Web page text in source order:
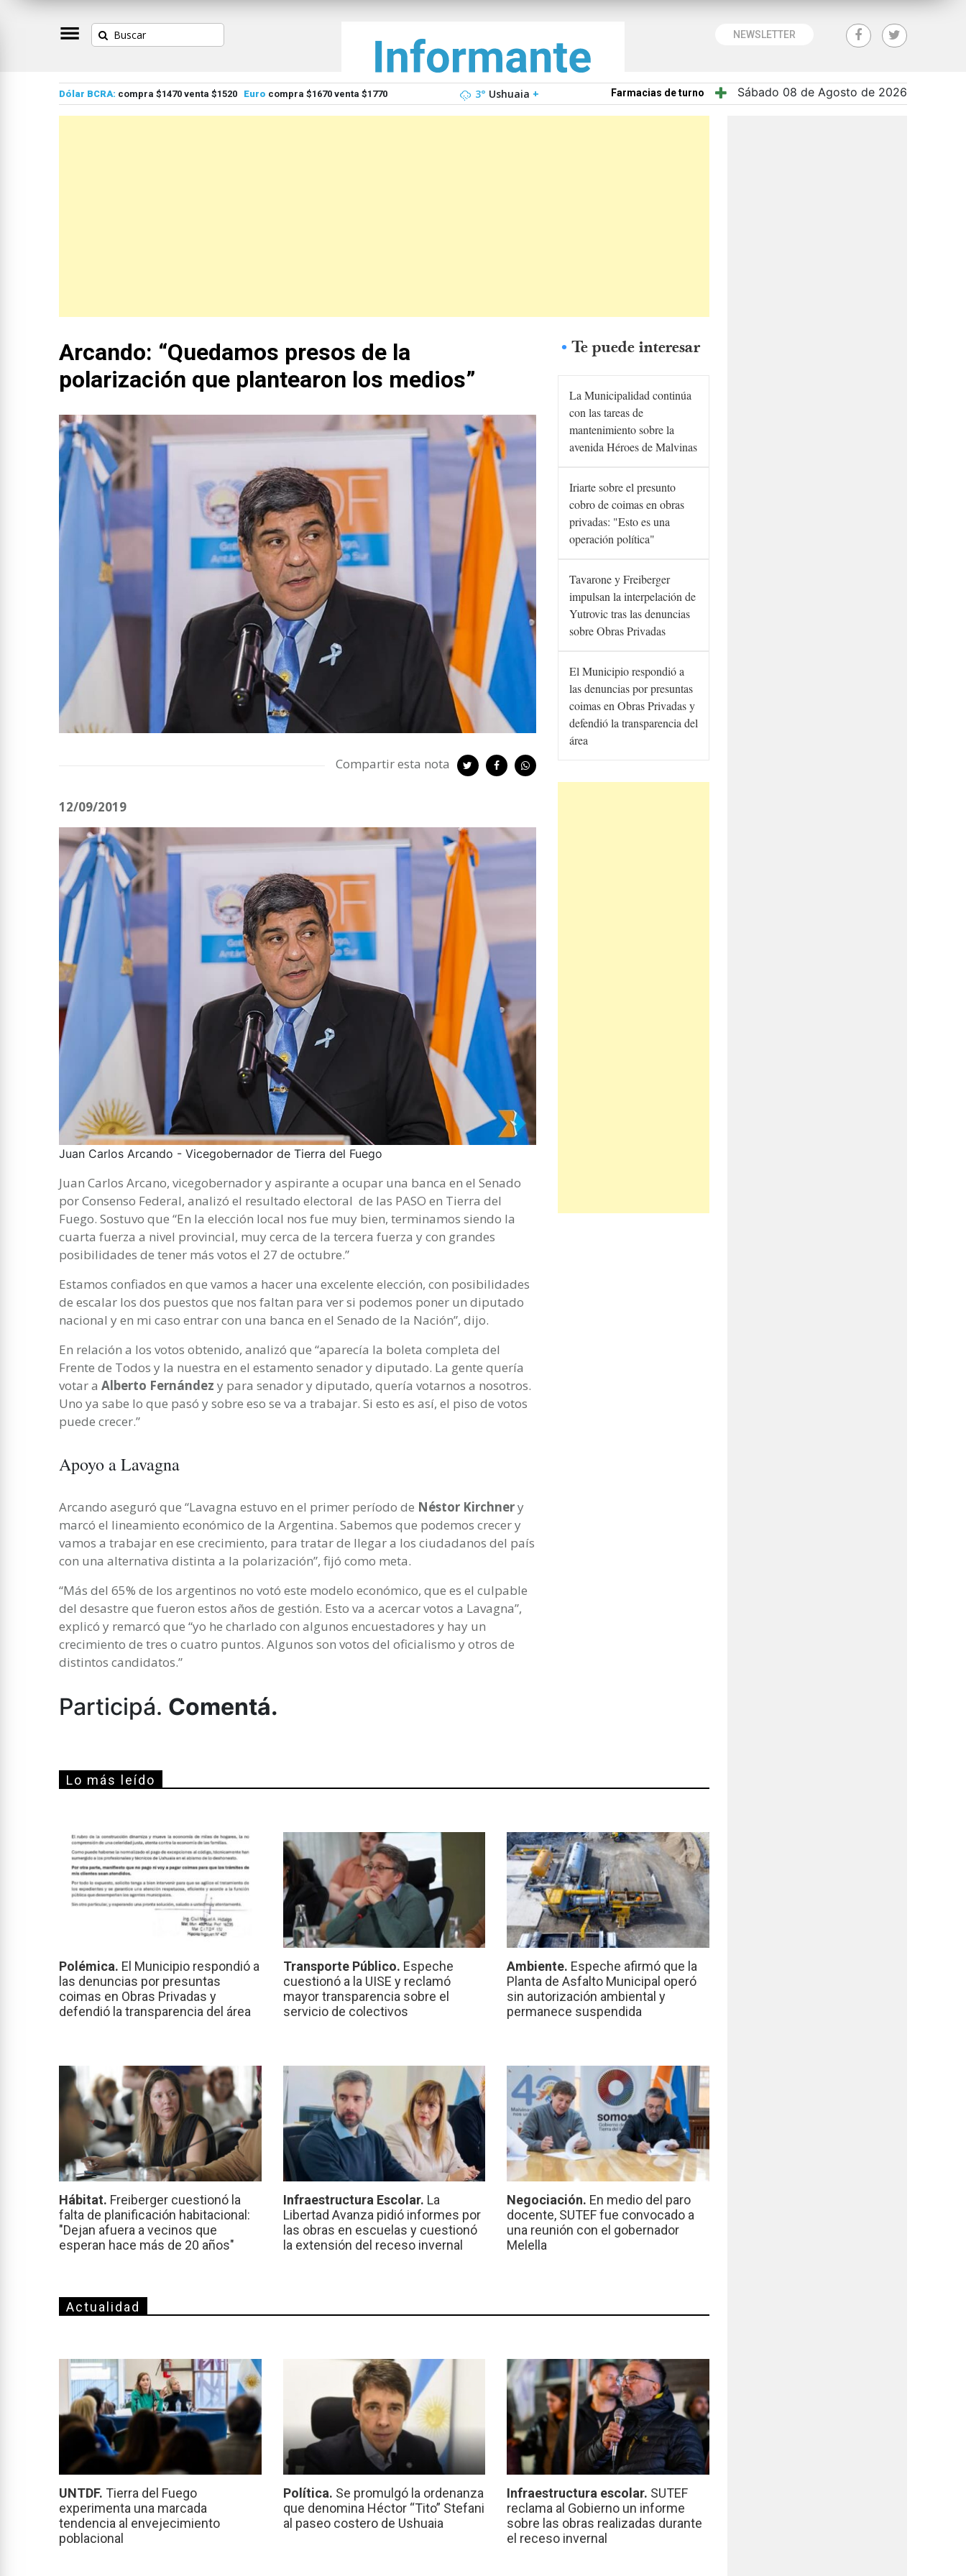
NEWSLETTER
Dólar BCRA: compra $1470 venta $1520 Euro compra $1670 venta $1770 3° Ushuaia + Farmacias de turno Sábado 08 de Agosto de 2026
Arcando: “Quedamos presos de la
polarización que plantearon los medios”
Compartir esta nota
12/09/2019
Juan Carlos Arcando - Vicegobernador de Tierra del Fuego
Juan Carlos Arcano, vicegobernador y aspirante a ocupar una banca en el Senado
por Consenso Federal, analizó el resultado electoral de las PASO en Tierra del
Fuego. Sostuvo que “En la elección local nos fue muy bien, terminamos siendo la
cuarta fuerza a nivel provincial, muy cerca de la tercera fuerza y con grandes
posibilidades de tener más votos el 27 de octubre.”
Estamos confiados en que vamos a hacer una excelente elección, con posibilidades
de escalar los dos puestos que nos faltan para ver si podemos poner un diputado
nacional y en mi caso entrar con una banca en el Senado de la Nación”, dijo.
En relación a los votos obtenido, analizó que “aparecía la boleta completa del
Frente de Todos y la nuestra en el estamento senador y diputado. La gente quería
votar a Alberto Fernández y para senador y diputado, quería votarnos a nosotros.
Uno ya sabe lo que pasó y sobre eso se va a trabajar. Si esto es así, el piso de votos
puede crecer.”
Apoyo a Lavagna
Arcando aseguró que “Lavagna estuvo en el primer período de Néstor Kirchnery
marcó el lineamiento económico de la Argentina. Sabemos que podemos crecer y
vamos a trabajar en ese crecimiento, para tratar de llegar a los ciudadanos del país
con una alternativa distinta a la polarización”, fijó como meta.
“Más del 65% de los argentinos no votó este modelo económico, que es el culpable
del desastre que fueron estos años de gestión. Esto va a acercar votos a Lavagna”,
explicó y remarcó que “yo he charlado con algunos encuestadores y hay un
crecimiento de tres o cuatro puntos. Algunos son votos del oficialismo y otros de
distintos candidatos.”
Te puede interesar
La Municipalidad continúa
con las tareas de
mantenimiento sobre la
avenida Héroes de Malvinas
Iriarte sobre el presunto
cobro de coimas en obras
privadas: "Esto es una
operación política"
Tavarone y Freiberger
impulsan la interpelación de
Yutrovic tras las denuncias
sobre Obras Privadas
El Municipio respondió a
las denuncias por presuntas
coimas en Obras Privadas y
defendió la transparencia del
área
Participá. Comentá.
Lo más leído
Polémica. El Municipio respondió a
las denuncias por presuntas
coimas en Obras Privadas y
defendió la transparencia del área
Transporte Público. Espeche
cuestionó a la UISE y reclamó
mayor transparencia sobre el
servicio de colectivos
Ambiente. Espeche afirmó que la
Planta de Asfalto Municipal operó
sin autorización ambiental y
permanece suspendida
Hábitat. Freiberger cuestionó la
falta de planificación habitacional:
"Dejan afuera a vecinos que
esperan hace más de 20 años"
Infraestructura Escolar. La
Libertad Avanza pidió informes por
las obras en escuelas y cuestionó
la extensión del receso invernal
Negociación. En medio del paro
docente, SUTEF fue convocado a
una reunión con el gobernador
Melella
Actualidad
UNTDF. Tierra del Fuego
experimenta una marcada
tendencia al envejecimiento
poblacional
Política. Se promulgó la ordenanza
que denomina Héctor “Tito” Stefani
al paseo costero de Ushuaia
Infraestructura escolar. SUTEF
reclama al Gobierno un informe
sobre las obras realizadas durante
el receso invernal